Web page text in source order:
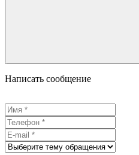
Написать сообщение